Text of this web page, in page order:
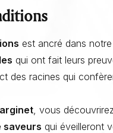
est ancré dans notre
qui ont fait leurs
des racines qui
, vous
saveurs qui éveilleront